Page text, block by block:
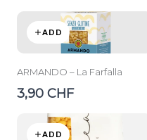
ADD
ARMANDO – La Farfalla
3,90 CHF
ADD